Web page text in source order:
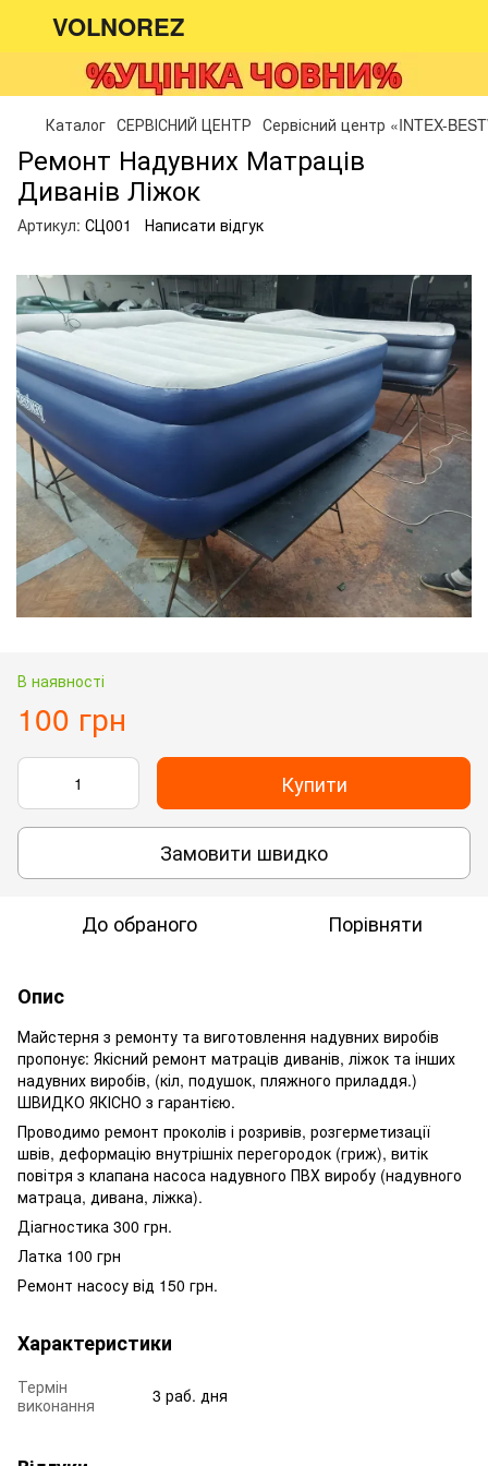
VOLNOREZ
Каталог СЕРВІСНИЙ ЦЕНТР Сервісний центр «INTEX-
Ремонт Надувних Матраців
Диванів Ліжок
Артикул: СЦ001 Написати відгук
В наявності
100 грн
Купити
Замовити швидко
До обраного Порівняти
Опис
Майстерня з ремонту та виготовлення надувних виробів
пропонує: Якісний ремонт матраців диванів, ліжок та інших
надувних виробів, (кіл, подушок, пляжного приладдя.)
ШВИДКО ЯКІСНО з гарантією.
Проводимо ремонт проколів і розривів, розгерметизації
швів, деформацію внутрішніх перегородок (гриж), витік
повітря з клапана насоса надувного ПВХ виробу (надувного
матраца, дивана, ліжка).
Діагностика 300 грн.
Латка 100 грн
Ремонт насосу від 150 грн.
Характеристики
Термін
виконання
3 раб. дня